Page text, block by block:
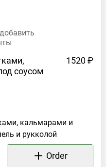
соусом
1520 ₽
Order